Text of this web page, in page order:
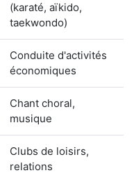
(karaté, aïkido,
taekwondo)
Conduite d'activités
économiques
Chant choral,
musique
Clubs de loisirs,
relations